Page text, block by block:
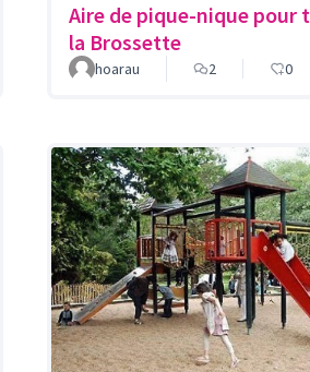
Aire de pique-nique pour
la Brossette
hoarau 2 0